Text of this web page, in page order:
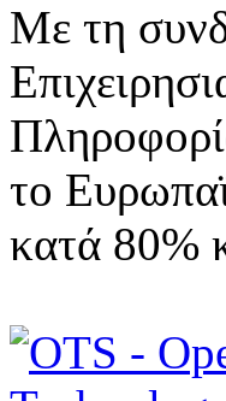
Με τη
το
κατά 80%